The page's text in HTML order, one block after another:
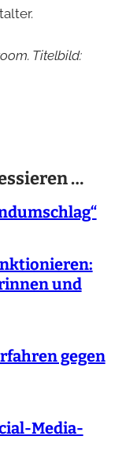
Titelbild:
…
und
gegen
Media-